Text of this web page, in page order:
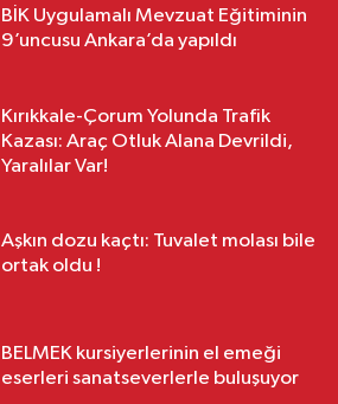
BİK Uygulamalı Mevzuat Eğitiminin
9’uncusu Ankara’da yapıldı
Kırıkkale-Çorum Yolunda Trafik
Kazası: Araç Otluk Alana Devrildi,
Yaralılar Var!
Aşkın dozu kaçtı: Tuvalet molası bile
ortak oldu !
BELMEK kursiyerlerinin el emeği
eserleri sanatseverlerle buluşuyor